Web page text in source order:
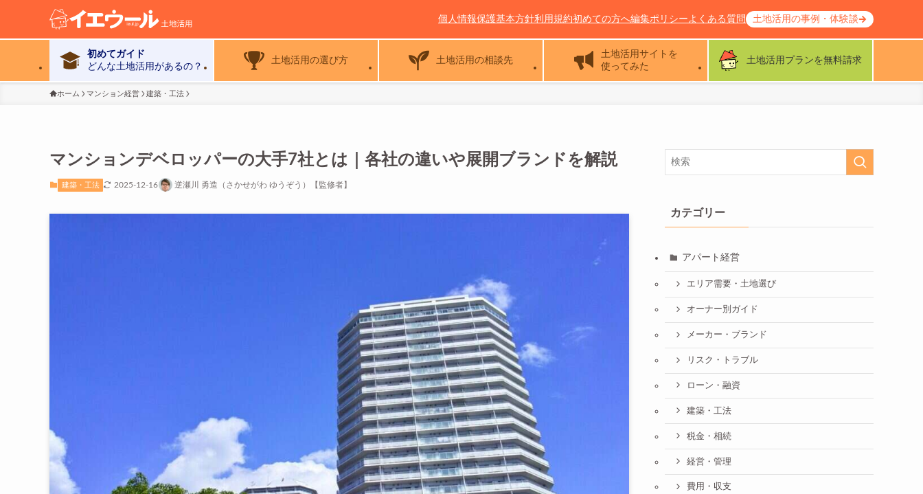
初めてガイド
どんな土地活用があるの？
土地活用の選び方 土地活用の相談先
土地活用サイトを
使ってみた
土地活用プランを無料請求
個人情報保護基本方針利用規約初めての方へ編集ポリシーよくある質問 土地活用の事例・体験談
ホーム マンション経営 建築・工法
マンションデベロッパーの大手7社とは｜各社の違いや展開ブランドを解説
建築・工法 2025-12-16 逆瀬川 勇造（さかせがわ ゆうぞう）【監修者】
カテゴリー
アパート経営
エリア需要・土地選び
オーナー別ガイド
メーカー・ブランド
リスク・トラブル
ローン・融資
建築・工法
税金・相続
経営・管理
費用・収支